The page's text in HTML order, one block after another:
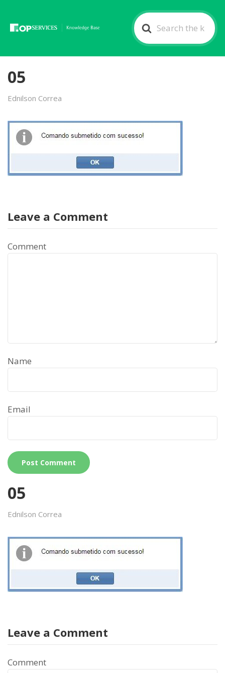
Search
For
05
Ednilson Correa
Leave a Comment
Comment
Name
Email
05
Ednilson Correa
Leave a Comment
Comment